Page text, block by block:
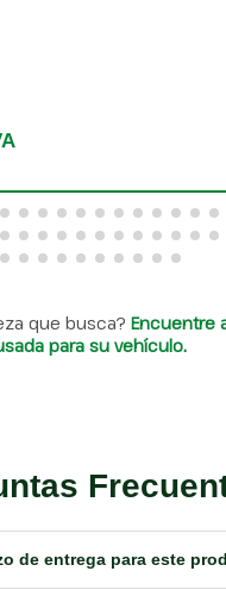
que busca? Encuentre
para su vehículo.
de entrega para este